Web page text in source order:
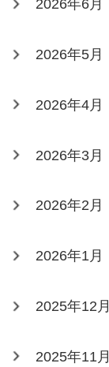
2026年6月
2026年5月
2026年4月
2026年3月
2026年2月
2026年1月
2025年12月
2025年11月